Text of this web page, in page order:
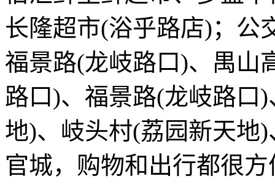
长隆超市(浴乎路店)；公
福景路(龙岐路口)、禺山
路口)、福景路(龙岐路口
地)、岐头村(荔园新天地
官城，购物和出行都很